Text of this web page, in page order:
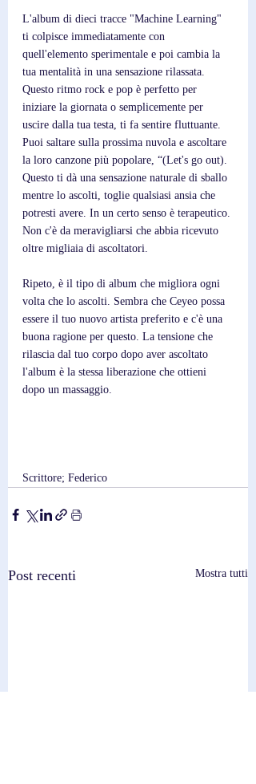
L'album di dieci tracce "Machine Learning"
ti colpisce immediatamente con
quell'elemento sperimentale e poi cambia la
tua mentalità in una sensazione rilassata.
Questo ritmo rock e pop è perfetto per
iniziare la giornata o semplicemente per
uscire dalla tua testa, ti fa sentire fluttuante.
Puoi saltare sulla prossima nuvola e ascoltare
la loro canzone più popolare, “(Let's go out).
Questo ti dà una sensazione naturale di sballo
mentre lo ascolti, toglie qualsiasi ansia che
potresti avere. In un certo senso è terapeutico.
Non c'è da meravigliarsi che abbia ricevuto
oltre migliaia di ascoltatori.
Ripeto, è il tipo di album che migliora ogni
volta che lo ascolti. Sembra che Ceyeo possa
essere il tuo nuovo artista preferito e c'è una
buona ragione per questo. La tensione che
rilascia dal tuo corpo dopo aver ascoltato
l'album è la stessa liberazione che ottieni
dopo un massaggio.
Scrittore; Federico
Post recenti Mostra tutti